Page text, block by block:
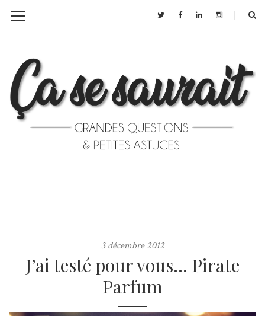
3 décembre 2012
J’ai testé pour vous… Pirate
Parfum